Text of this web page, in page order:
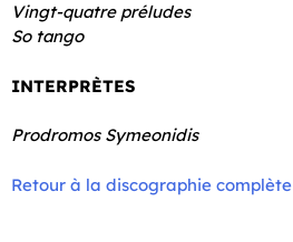
Vingt-quatre préludes
So tango
INTERPRÈTES
Prodromos Symeonidis
Retour à la discographie complète